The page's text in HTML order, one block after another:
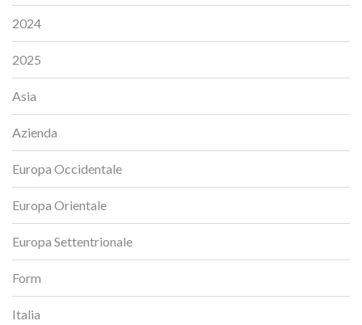
2024
2025
Asia
Azienda
Europa Occidentale
Europa Orientale
Europa Settentrionale
Form
Italia